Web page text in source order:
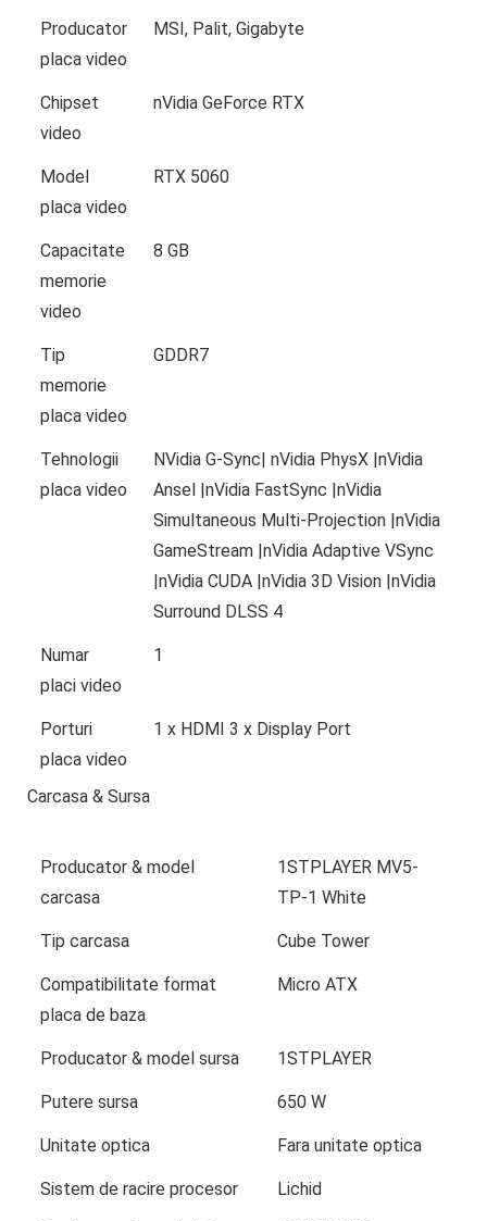
Producator
placa video
MSI, Palit, Gigabyte
Chipset
video
nVidia GeForce RTX
Model
placa video
RTX 5060
Capacitate
memorie
video
8 GB
Tip
memorie
placa video
GDDR7
Tehnologii
placa video
NVidia G-Sync| nVidia PhysX |nVidia
Ansel |nVidia FastSync |nVidia
Simultaneous Multi-Projection |nVidia
GameStream |nVidia Adaptive VSync
|nVidia CUDA |nVidia 3D Vision |nVidia
Surround DLSS 4
Numar
placi video
1
Porturi
placa video
1 x HDMI 3 x Display Port
Carcasa & Sursa
Producator & model
carcasa
1STPLAYER MV5-
TP-1 White
Tip carcasa Cube Tower
Compatibilitate format
placa de baza
Micro ATX
Producator & model sursa 1STPLAYER
Putere sursa 650 W
Unitate optica Fara unitate optica
Sistem de racire procesor Lichid